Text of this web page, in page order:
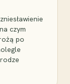
czym
po